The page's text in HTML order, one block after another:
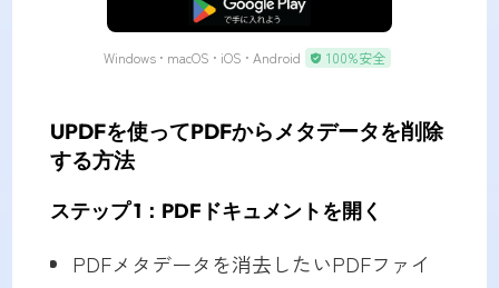
無料ダウンロード
Windows • macOS • iOS • Android 100%安全
UPDFを使ってPDFからメタデータを削除
する方法
ステップ 1：PDFドキュメントを開く
PDFメタデータを消去したいPDFファイ